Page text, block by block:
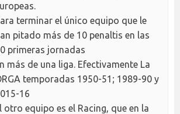
terminar el único equipo que le
pitado más de 10 penaltis en las
primeras jornadas
más de una liga. Efectivamente La
temporadas 1950-51; 1989-90 y
16
otro equipo es el Racing, que en la